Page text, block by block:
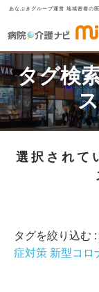
あなぶきグループ運営 地域密着の
タグ検
ス
選択されて
タグを絞り込む :
症対策 新型コロ